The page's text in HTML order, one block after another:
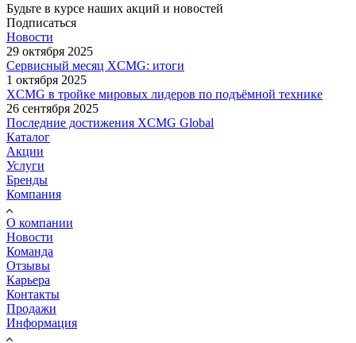
Будьте в курсе наших акций и новостей
Подписаться
Новости
29 октября 2025
Сервисный месяц XCMG: итоги
1 октября 2025
XCMG в тройке мировых лидеров по подъёмной технике
26 сентября 2025
Последние достижения XCMG Global
Каталог
Акции
Услуги
Бренды
Компания
О компании
Новости
Команда
Отзывы
Карьера
Контакты
Продажи
Информация